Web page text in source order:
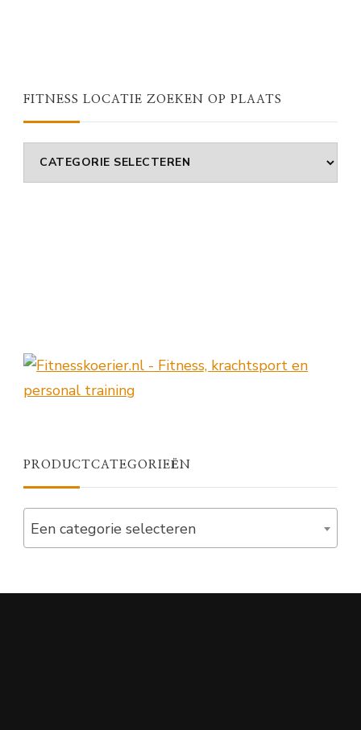
FITNESS LOCATIE ZOEKEN OP PLAATS
Fitness
Locatie
PRODUCTCATEGORIEËN
Een categorie selecteren